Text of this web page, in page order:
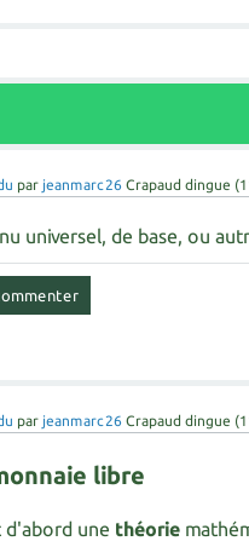
par jeanmarc26 Crapaud dingue (
universel, de base, ou
par jeanmarc26 Crapaud dingue (
libre
d'abord une théorie